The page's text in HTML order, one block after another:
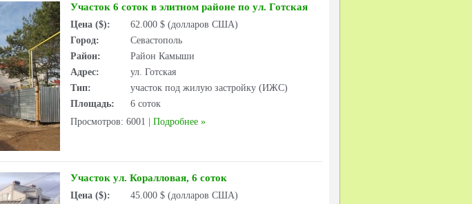
Участок 6 соток в элитном районе по ул. Готская
Цена ($):
62.000 $ (долларов США)
Город:
Севастополь
Район:
Район Камыши
Адрес:
ул. Готская
Тип:
участок под жилую застройку (ИЖС)
Площадь:
6 соток
Просмотров: 6001
Подробнее
Участок ул. Коралловая, 6 соток
Цена ($):
45.000 $ (долларов США)